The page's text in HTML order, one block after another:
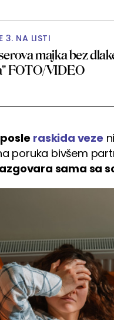
3. NA LISTI
majka bez
FOTO/VIDEO
raskida veze
poruka bivšem
sama sa